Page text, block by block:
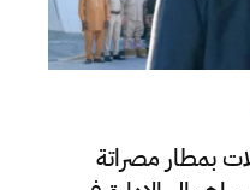
بمطار مصراتة